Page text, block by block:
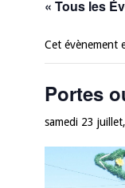
« Tous les
Cet évènement
Portes
samedi 23